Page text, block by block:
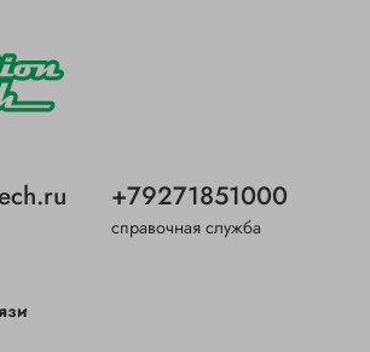
+79271851000
справочная служба